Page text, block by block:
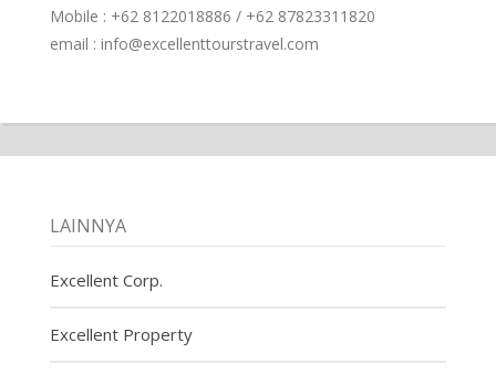
Mobile : +62 8122018886 / +62 87823311820
email : info@excellenttourstravel.com
LAINNYA
Excellent Corp.
Excellent Property